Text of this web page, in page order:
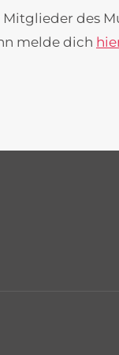
des
melde dich